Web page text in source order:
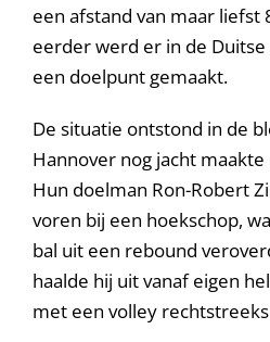
een afstand van maar
eerder werd er in de
een doelpunt gemaakt.
De situatie ontstond in de
Hannover nog jacht
Hun doelman Ron-Robert
voren bij een hoekschop,
bal uit een rebound
haalde hij uit vanaf eigen
met een volley